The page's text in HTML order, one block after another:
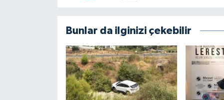
Bunlar da ilginizi çekebilir